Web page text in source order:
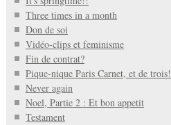
Three times in a month
Don de soi
Vidéo-clips et feminisme
Fin de contrat?
Pique-nique Paris Carnet, et de trois!
Never again
Noel, Partie 2 : Et bon appetit
Testament